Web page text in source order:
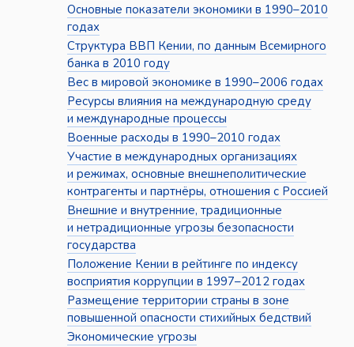
Основные показатели экономики в 1990–2010
годах
Структура ВВП Кении, по данным Всемирного
банка в 2010 году
Вес в мировой экономике в 1990–2006 годах
Ресурсы влияния на международную среду
и международные процессы
Военные расходы в 1990–2010 годах
Участие в международных организациях
и режимах, основные внешнеполитические
контрагенты и партнёры, отношения с Россией
Внешние и внутренние, традиционные
и нетрадиционные угрозы безопасности
государства
Положение Кении в рейтинге по индексу
восприятия коррупции в 1997–2012 годах
Размещение территории страны в зоне
повышенной опасности стихийных бедствий
Экономические угрозы